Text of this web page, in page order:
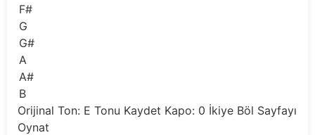
F#
G
G#
A
A#
B
Orijinal Ton: E Tonu Kaydet Kapo: 0 İkiye Böl Sayfayı
Oynat